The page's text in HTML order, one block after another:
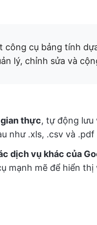
công cụ bảng tính
lý, chỉnh sửa và
thực, tự động lưu
như .xls, .csv và .pdf
dịch vụ khác của
mạnh mẽ để hiển thị